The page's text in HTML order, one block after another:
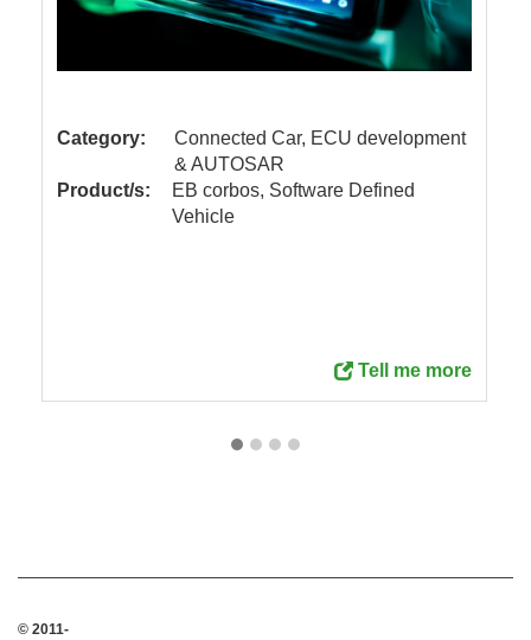
Category:
Connected Car, ECU development
& AUTOSAR
Product/s:
EB corbos, Software Defined
Vehicle
Tell me more
© 2011-